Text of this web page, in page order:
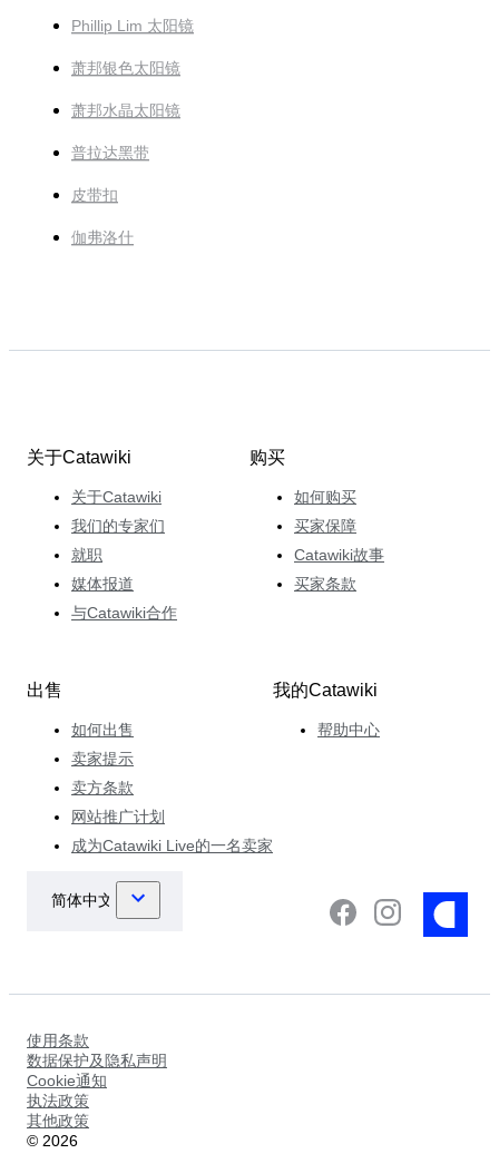
Phillip Lim 太阳镜
萧邦银色太阳镜
萧邦水晶太阳镜
普拉达黑带
皮带扣
伽弗洛什
关于Catawiki
关于Catawiki
我们的专家们
就职
媒体报道
与Catawiki合作
购买
如何购买
买家保障
Catawiki故事
买家条款
出售
如何出售
卖家提示
卖方条款
网站推广计划
成为Catawiki Live的一名卖家
我的Catawiki
帮助中心
使用条款
数据保护及隐私声明
Cookie通知
执法政策
其他政策
© 2026